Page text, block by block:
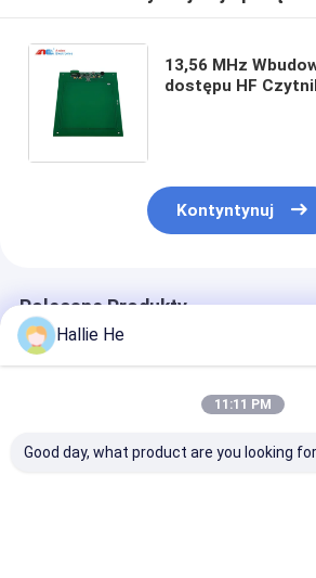
13,56 MHz
dostępu HF
Kontyntynuj
Polecane Produkty
Hallie He
11:11 PM
Good day, what product are you looking